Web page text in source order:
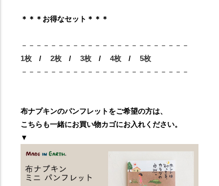
＊＊＊お得なセット＊＊＊
－－－－－－－－－－－－－－－－－－－－－－－
1枚 /2枚 /3枚 /4枚 /5枚
－－－－－－－－－－－－－－－－－－－－－－－
布ナプキンのパンフレットをご希望の方は、
こちらも一緒にお買い物カゴにお入れください。
▼